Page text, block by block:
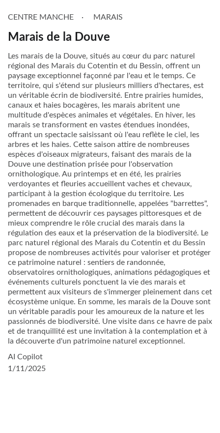
CENTRE MANCHE MARAIS
Marais de la Douve
Les marais de la Douve, situés au cœur du parc naturel
régional des Marais du Cotentin et du Bessin, offrent un
paysage exceptionnel façonné par l'eau et le temps. Ce
territoire, qui s'étend sur plusieurs milliers d'hectares, est
un véritable écrin de biodiversité. Entre prairies humides,
canaux et haies bocagères, les marais abritent une
multitude d'espèces animales et végétales. En hiver, les
marais se transforment en vastes étendues inondées,
offrant un spectacle saisissant où l'eau reflète le ciel, les
arbres et les haies. Cette saison attire de nombreuses
espèces d'oiseaux migrateurs, faisant des marais de la
Douve une destination prisée pour l'observation
ornithologique. Au printemps et en été, les prairies
verdoyantes et fleuries accueillent vaches et chevaux,
participant à la gestion écologique du territoire. Les
promenades en barque traditionnelle, appelées "barrettes",
permettent de découvrir ces paysages pittoresques et de
mieux comprendre le rôle crucial des marais dans la
régulation des eaux et la préservation de la biodiversité. Le
parc naturel régional des Marais du Cotentin et du Bessin
propose de nombreuses activités pour valoriser et protéger
ce patrimoine naturel : sentiers de randonnée,
observatoires ornithologiques, animations pédagogiques et
événements culturels ponctuent la vie des marais et
permettent aux visiteurs de s'immerger pleinement dans cet
écosystème unique. En somme, les marais de la Douve sont
un véritable paradis pour les amoureux de la nature et les
passionnés de biodiversité. Une visite dans ce havre de paix
et de tranquillité est une invitation à la contemplation et à
la découverte d'un patrimoine naturel exceptionnel.
AI Copilot
1/11/2025